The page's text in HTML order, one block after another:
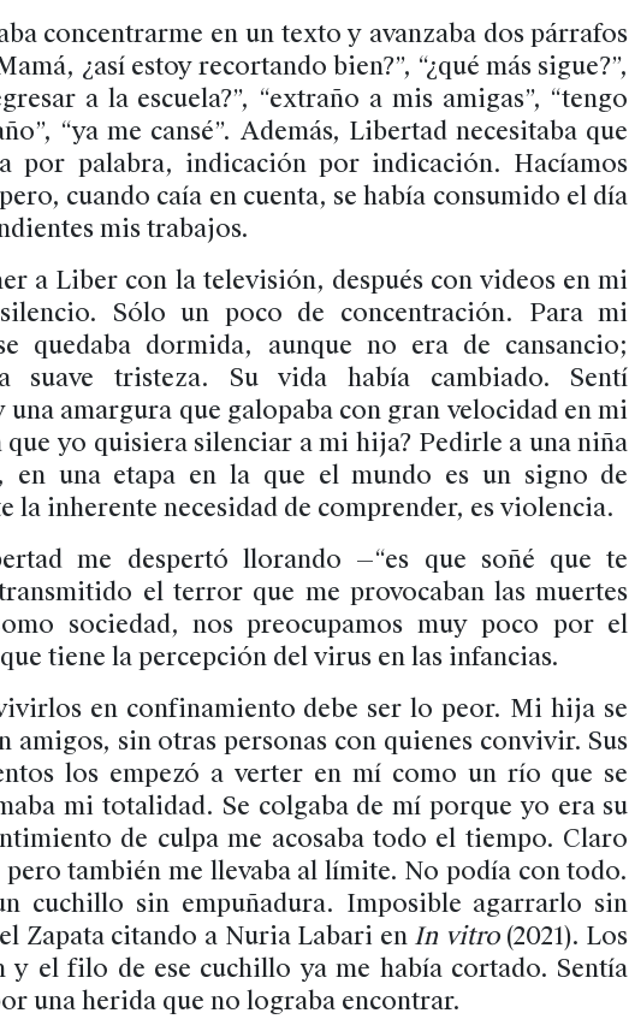
concentrarme en un texto y avanzaba dos párrafos
¿así estoy recortando bien?”, “¿qué más sigue?”,
a la escuela?”, “extraño a mis amigas”, “tengo
“ya me cansé”. Además, Libertad necesitaba que
por palabra, indicación por indicación. Hacíamos
cuando caía en cuenta, se había consumido el día
mis trabajos.
a Liber con la televisión, después con videos en mi
Sólo un poco de concentración. Para mi
quedaba dormida, aunque no era de cansancio;
suave tristeza. Su vida había cambiado. Sentí
amargura que galopaba con gran velocidad en mi
que yo quisiera silenciar a mi hija? Pedirle a una niña
en una etapa en la que el mundo es un signo de
la inherente necesidad de comprender, es violencia.
me despertó llorando —“es que soñé que te
el terror que me provocaban las muertes
sociedad, nos preocupamos muy poco por el
tiene la percepción del virus en las infancias.
en confinamiento debe ser lo peor. Mi hija se
amigos, sin otras personas con quienes convivir. Sus
los empezó a verter en mí como un río que se
mi totalidad. Se colgaba de mí porque yo era su
de culpa me acosaba todo el tiempo. Claro
también me llevaba al límite. No podía con todo.
cuchillo sin empuñadura. Imposible agarrarlo sin
Zapata citando a Nuria Labari en In vitro (2021). Los
y el filo de ese cuchillo ya me había cortado. Sentía
una herida que no lograba encontrar.